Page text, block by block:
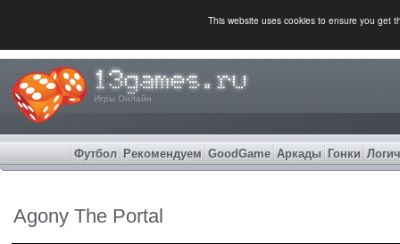
This website uses cookies to ensure you get
Игры Онлайн
Футбол Рекомендуем GoodGame Аркады Гонки
Agony The Portal